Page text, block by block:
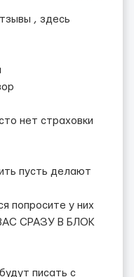
, здесь
нет страховки
пусть делают
попросите у них
СРАЗУ В БЛОК
писать с